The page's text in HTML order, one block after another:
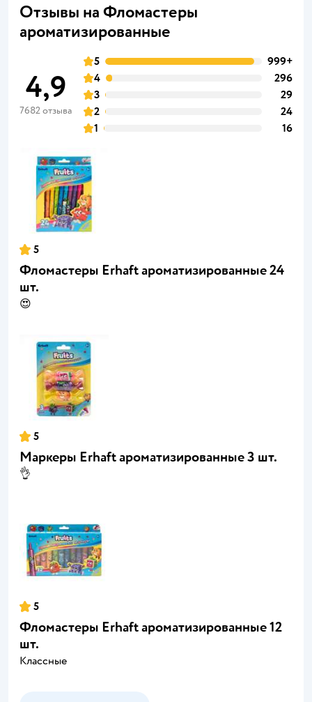
Отзывы на Фломастеры
ароматизированные
4,9
7682 отзыва
5
999+
4
296
3
29
2
24
1
16
5
Фломастеры Erhaft ароматизированные 24
шт.
😍
5
Маркеры Erhaft ароматизированные 3 шт.
👌
5
Фломастеры Erhaft ароматизированные 12
шт.
Классные